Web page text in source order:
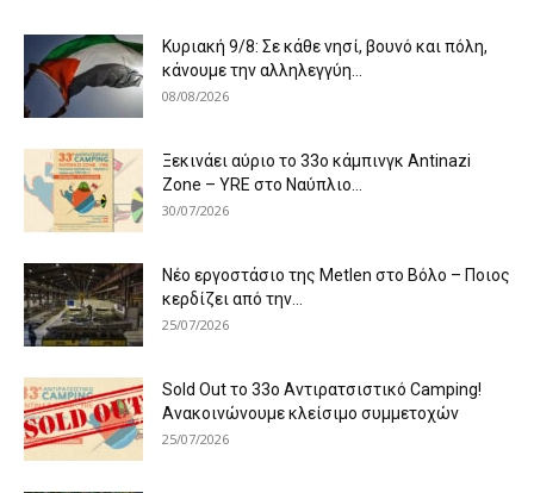
Κυριακή 9/8: Σε κάθε νησί, βουνό και πόλη,
κάνουμε την αλληλεγγύη...
08/08/2026
Ξεκινάει αύριο το 33ο κάμπινγκ Antinazi
Zone – YRE στο Ναύπλιο...
30/07/2026
Νέο εργοστάσιο της Metlen στο Βόλο – Ποιος
κερδίζει από την...
25/07/2026
Sold Out το 33ο Αντιρατσιστικό Camping!
Ανακοινώνουμε κλείσιμο συμμετοχών
25/07/2026